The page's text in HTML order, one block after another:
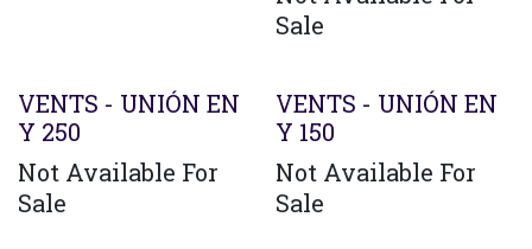
Sale
VENTS - UNIÓN EN
Y 250
Not Available For
Sale
VENTS - UNIÓN EN
Y 150
Not Available For
Sale